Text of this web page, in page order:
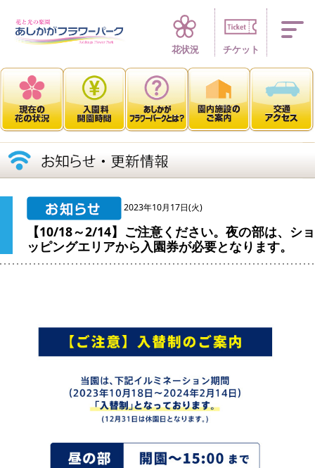
四季折々 花の
花状況 チケット
2023年10月17日(火)
【10/18～2/14】ご注意ください。夜の部は、ショ
ッピングエリアから入園券が必要となります。